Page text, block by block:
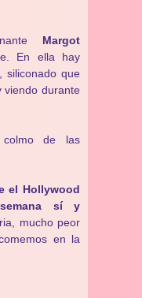
Margot
En ella hay
siliconado que
viendo durante
de las
el Hollywood
sí y
mucho peor
en la